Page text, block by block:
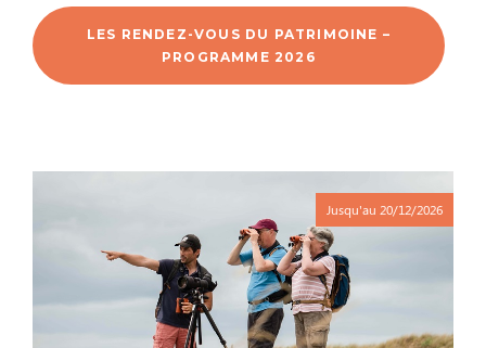
LES RENDEZ-VOUS DU PATRIMOINE –
PROGRAMME 2026
Jusqu'au 20/12/2026